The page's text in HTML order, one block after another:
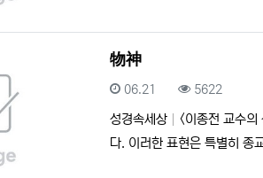
物神
등록일
06.21 조회
5622
성경속세상
<이종전 교수
다. 이러한 표현은 특별히 종